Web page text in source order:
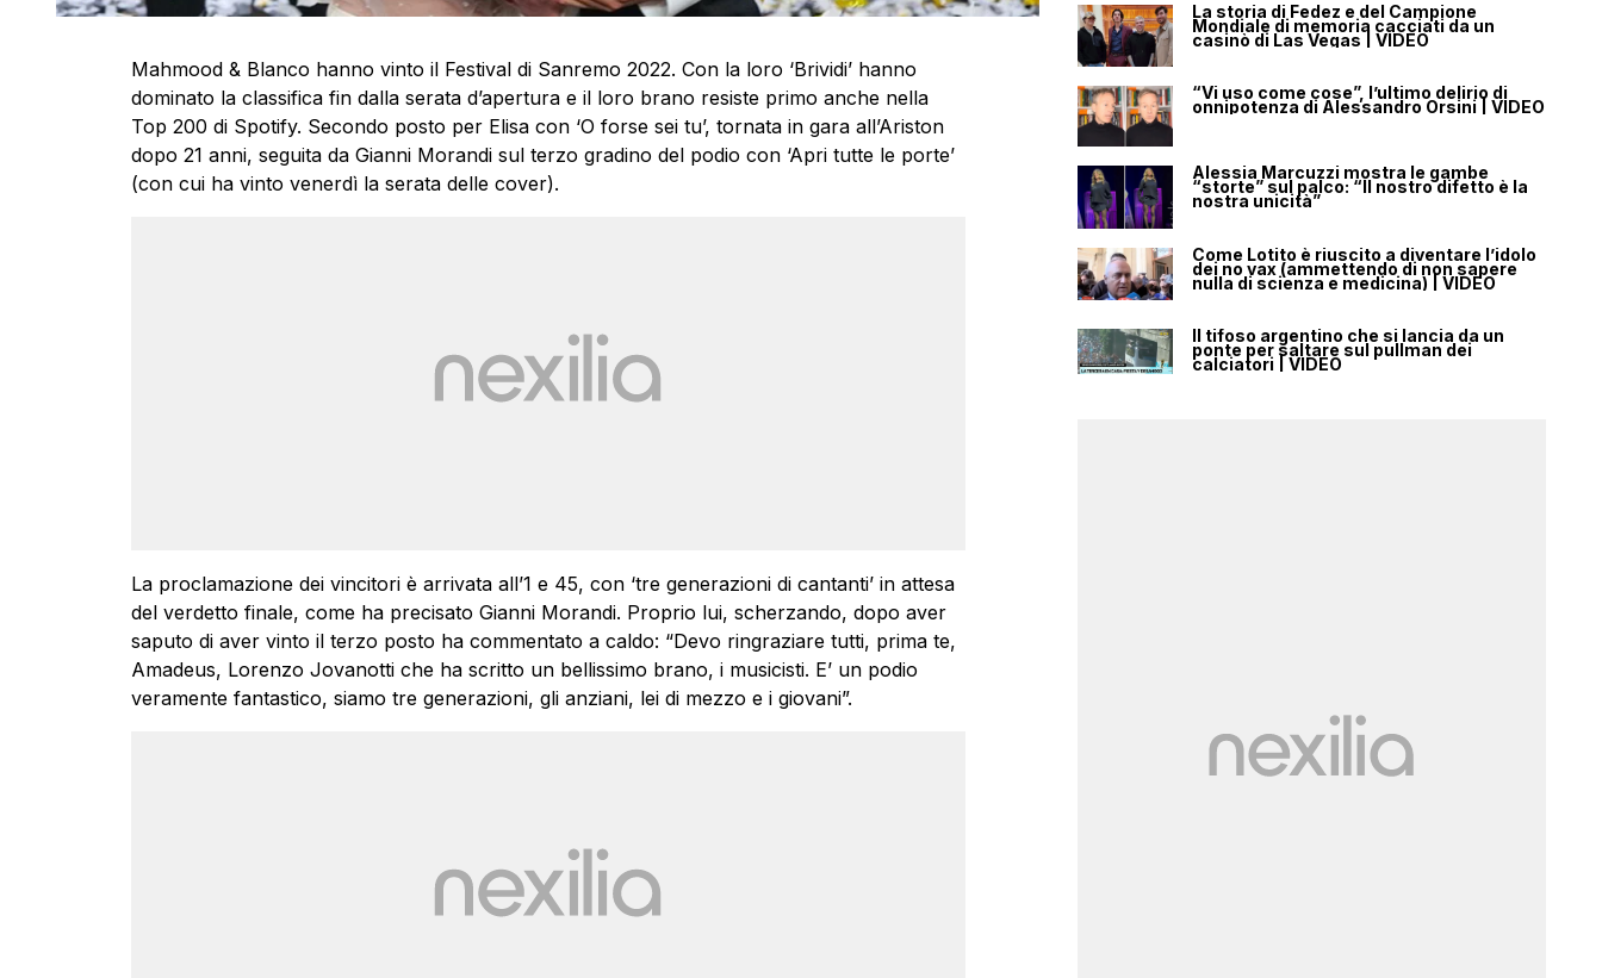
Mahmood & Blanco hanno vinto il Festival di Sanremo 2022. Con la loro ‘Brividi’ hanno
dominato la classifica fin dalla serata d’apertura e il loro brano resiste primo anche nella
Top 200 di Spotify. Secondo posto per Elisa con ‘O forse sei tu’, tornata in gara all’Ariston
dopo 21 anni, seguita da Gianni Morandi sul terzo gradino del podio con ‘Apri tutte le porte’
(con cui ha vinto venerdì la serata delle cover).
La proclamazione dei vincitori è arrivata all’1 e 45, con ‘tre generazioni di cantanti’ in attesa
del verdetto finale, come ha precisato Gianni Morandi. Proprio lui, scherzando, dopo aver
saputo di aver vinto il terzo posto ha commentato a caldo: “Devo ringraziare tutti, prima te,
Amadeus, Lorenzo Jovanotti che ha scritto un bellissimo brano, i musicisti. E’ un podio
veramente fantastico, siamo tre generazioni, gli anziani, lei di mezzo e i giovani”.
La storia di Fedez e del Campione
Mondiale di memoria cacciati da un
casinò di Las Vegas | VIDEO
“Vi uso come cose”, l’ultimo delirio di
onnipotenza di Alessandro Orsini | VIDEO
Alessia Marcuzzi mostra le gambe
“storte” sul palco: “Il nostro difetto è la
nostra unicità”
Come Lotito è riuscito a diventare l’idolo
dei no vax (ammettendo di non sapere
nulla di scienza e medicina) | VIDEO
Il tifoso argentino che si lancia da un
ponte per saltare sul pullman dei
calciatori | VIDEO